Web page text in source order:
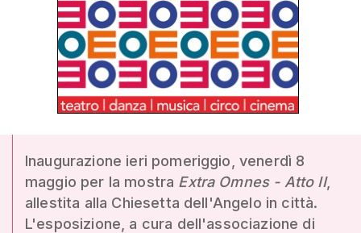
Inaugurazione ieri pomeriggio, venerdì 8
maggio per la mostra Extra Omnes - Atto II,
allestita alla Chiesetta dell'Angelo in città.
L'esposizione, a cura dell'associazione di